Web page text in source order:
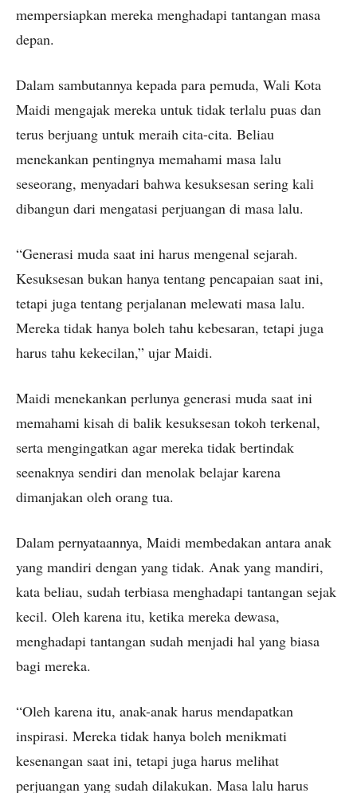
mempersiapkan mereka menghadapi tantangan masa
depan.
Dalam sambutannya kepada para pemuda, Wali Kota
Maidi mengajak mereka untuk tidak terlalu puas dan
terus berjuang untuk meraih cita-cita. Beliau
menekankan pentingnya memahami masa lalu
seseorang, menyadari bahwa kesuksesan sering kali
dibangun dari mengatasi perjuangan di masa lalu.
“Generasi muda saat ini harus mengenal sejarah.
Kesuksesan bukan hanya tentang pencapaian saat ini,
tetapi juga tentang perjalanan melewati masa lalu.
Mereka tidak hanya boleh tahu kebesaran, tetapi juga
harus tahu kekecilan,” ujar Maidi.
Maidi menekankan perlunya generasi muda saat ini
memahami kisah di balik kesuksesan tokoh terkenal,
serta mengingatkan agar mereka tidak bertindak
seenaknya sendiri dan menolak belajar karena
dimanjakan oleh orang tua.
Dalam pernyataannya, Maidi membedakan antara anak
yang mandiri dengan yang tidak. Anak yang mandiri,
kata beliau, sudah terbiasa menghadapi tantangan sejak
kecil. Oleh karena itu, ketika mereka dewasa,
menghadapi tantangan sudah menjadi hal yang biasa
bagi mereka.
“Oleh karena itu, anak-anak harus mendapatkan
inspirasi. Mereka tidak hanya boleh menikmati
kesenangan saat ini, tetapi juga harus melihat
perjuangan yang sudah dilakukan. Masa lalu harus